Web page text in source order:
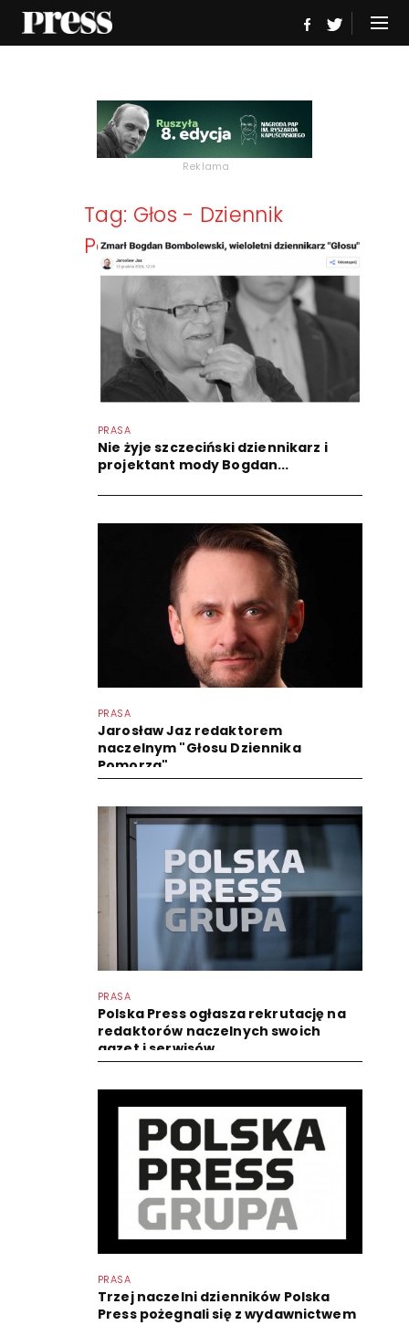
Reklama
Tag: Głos - Dziennik
Pomorza
PRASA
Nie żyje szczeciński dziennikarz i
projektant mody Bogdan...
PRASA
Jarosław Jaz redaktorem
naczelnym "Głosu Dziennika
Pomorza"
PRASA
Polska Press ogłasza rekrutację na
redaktorów naczelnych swoich
gazet i serwisów
PRASA
Trzej naczelni dzienników Polska
Press pożegnali się z wydawnictwem